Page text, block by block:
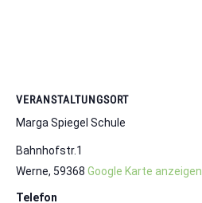
VERANSTALTUNGSORT
Marga Spiegel Schule
Bahnhofstr.1
Werne, 59368 Google Karte anzeigen
Telefon